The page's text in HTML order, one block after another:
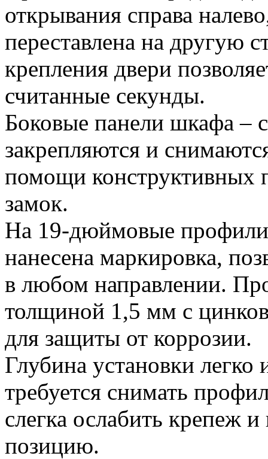
открывания справа
переставлена на другую
крепления двери
считанные секунды.
Боковые панели шкафа –
закрепляются и
помощи конструктивных
замок.
На 19-дюймовые
нанесена маркировка,
в любом направлении.
толщиной 1,5 мм с
для защиты от коррозии.
Глубина установки легко
требуется снимать
слегка ослабить крепеж
позицию.